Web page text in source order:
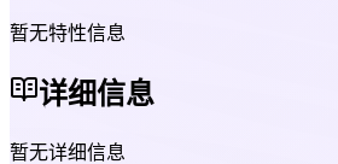
暂无特性信息
详细信息
暂无详细信息